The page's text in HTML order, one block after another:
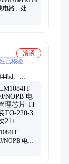
电路、处理
洽谈
已核验
、
、触发器、解
、
、二极
NOPB 电源